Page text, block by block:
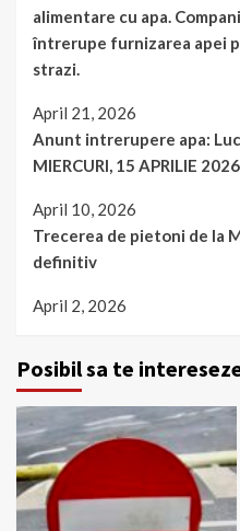
alimentare cu apa.
întrerupe furnizarea apei
strazi.
April 21, 2026
Anunt intrerupere apa:
MIERCURI, 15 APRILIE
April 10, 2026
Trecerea de pietoni de la
definitiv
April 2, 2026
Posibil sa te